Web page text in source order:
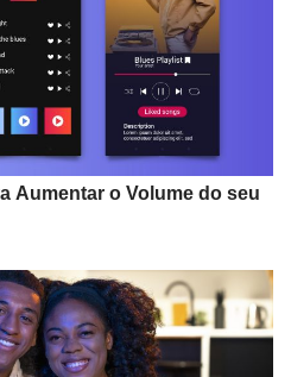
Aumentar o Volume do seu